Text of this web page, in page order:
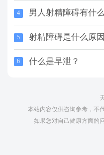
4 男人射精障碍有什
5 射精障碍是什么原
6 什么是早泄？
本站内容仅供咨询参考，不
如果您对自己健康方面的